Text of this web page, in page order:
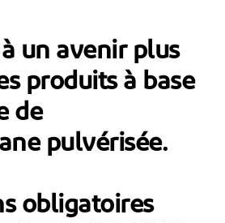
un avenir plus
produits à base
de
pulvérisée.
obligatoires